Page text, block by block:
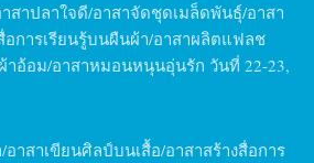
สาปลาใจดี/อาสาจัดชุดเมล็ดพันธุ์/อาสา
อการเรียนรู้บนผืนผ้า/อาสาผลิตแฟลช
าอ้อม/อาสาหมอนหนุนอุ่นรัก วันที่ 22-23,
อาสาเขียนศิลป์บนเสื้อ/อาสาสร้างสื่อการ